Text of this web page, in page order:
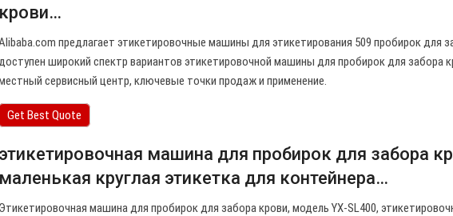
крови…
предлагает этикетировочные машины для этикетирования 509 пробирок для
широкий спектр вариантов этикетировочной машины для пробирок для забора
сервисный центр, ключевые точки продаж и применение.
Get Best Quote
этикетировочная машина для пробирок для забора
маленькая круглая этикетка для контейнера…
Этикетировочная машина для пробирок для забора крови, модель YX-SL400,